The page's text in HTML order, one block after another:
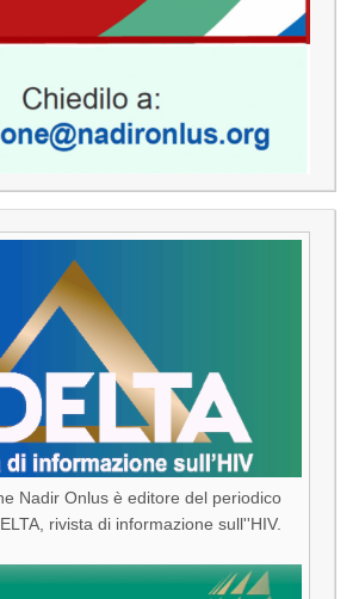
Nadir Onlus è editore del periodico
rivista di informazione sull''HIV.